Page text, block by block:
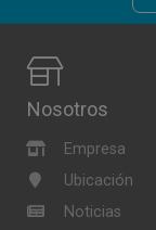
Nosotros
Empresa
Ubicación
Noticias